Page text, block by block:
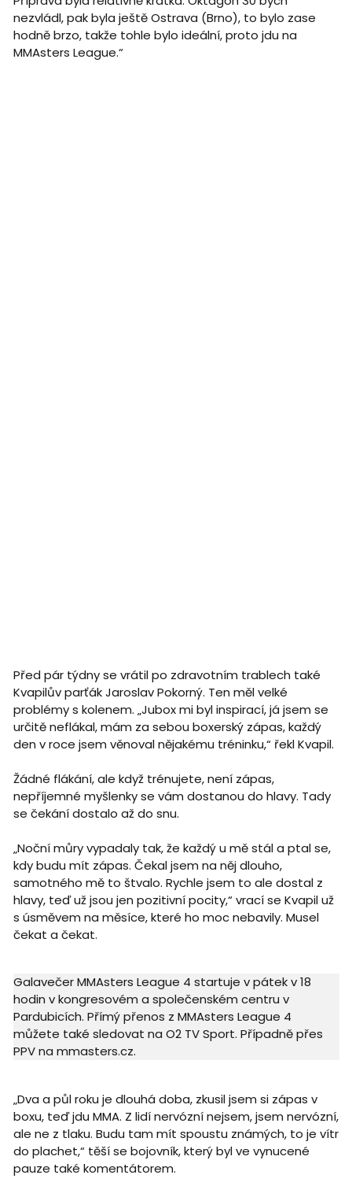
nezvládl, pak byla ještě Ostrava (Brno), to bylo zase
hodně brzo, takže tohle bylo ideální, proto jdu na
MMAsters League.“
Před pár týdny se vrátil po zdravotním trablech také
Kvapilův parťák Jaroslav Pokorný. Ten měl velké
problémy s kolenem. „Jubox mi byl inspirací, já jsem se
určitě neflákal, mám za sebou boxerský zápas, každý
den v roce jsem věnoval nějakému tréninku,“ řekl Kvapil.
Žádné flákání, ale když trénujete, není zápas,
nepříjemné myšlenky se vám dostanou do hlavy. Tady
se čekání dostalo až do snu.
„Noční můry vypadaly tak, že každý u mě stál a ptal se,
kdy budu mít zápas. Čekal jsem na něj dlouho,
samotného mě to štvalo. Rychle jsem to ale dostal z
hlavy, teď už jsou jen pozitivní pocity,“ vrací se Kvapil už
s úsměvem na měsíce, které ho moc nebavily. Musel
čekat a čekat.
Galavečer MMAsters League 4 startuje v pátek v 18
hodin v kongresovém a společenském centru v
Pardubicích. Přímý přenos z MMAsters League 4
můžete také sledovat na O2 TV Sport. Případně přes
PPV na mmasters.cz.
„Dva a půl roku je dlouhá doba, zkusil jsem si zápas v
boxu, teď jdu MMA. Z lidí nervózní nejsem, jsem nervózní,
ale ne z tlaku. Budu tam mít spoustu známých, to je vítr
do plachet,“ těší se bojovník, který byl ve vynucené
pauze také komentátorem.